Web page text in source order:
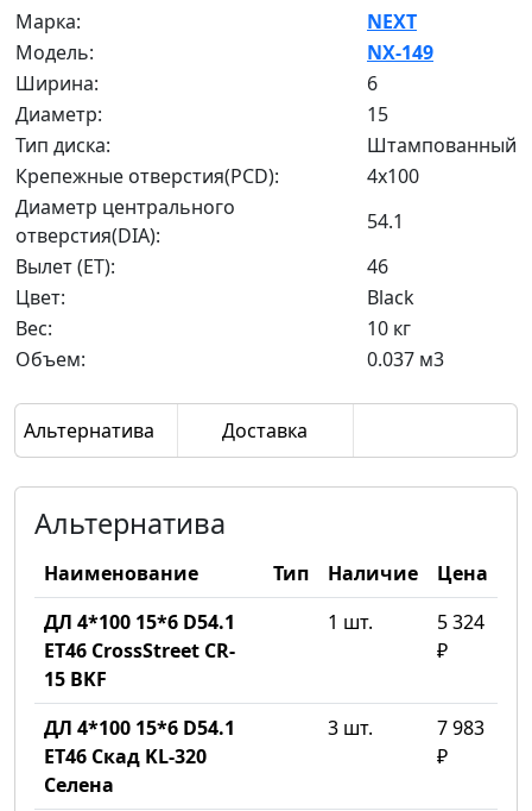
Марка:
NEXT
Модель:
NX-149
Ширина:
6
Диаметр:
15
Тип диска:
Штампованный
Крепежные отверстия(PCD):
4x100
Диаметр центрального
отверстия(DIA):
54.1
Вылет (ET):
46
Цвет:
Black
Вес:
10 кг
Объем:
0.037 м3
Альтернатива Доставка
Альтернатива
Наименование Тип Наличие
Цена
ДЛ 4*100 15*6 D54.1
ET46 CrossStreet CR-
15 BKF
1 шт.
5 324
₽
ДЛ 4*100 15*6 D54.1
ET46 Скад KL-320
Селена
3 шт.
7 983
₽